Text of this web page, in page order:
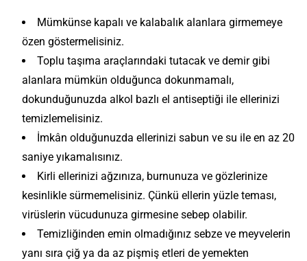
Mümkünse kapalı ve kalabalık alanlara girmemeye
özen göstermelisiniz.
Toplu taşıma araçlarındaki tutacak ve demir gibi
alanlara mümkün olduğunca dokunmamalı,
dokunduğunuzda alkol bazlı el antiseptiği ile ellerinizi
temizlemelisiniz.
İmkân olduğunuzda ellerinizi sabun ve su ile en az 20
saniye yıkamalısınız.
Kirli ellerinizi ağzınıza, burnunuza ve gözlerinize
kesinlikle sürmemelisiniz. Çünkü ellerin yüzle teması,
virüslerin vücudunuza girmesine sebep olabilir.
Temizliğinden emin olmadığınız sebze ve meyvelerin
yanı sıra çiğ ya da az pişmiş etleri de yemekten